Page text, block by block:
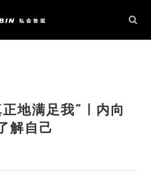
地满足我” | 内向
解自己